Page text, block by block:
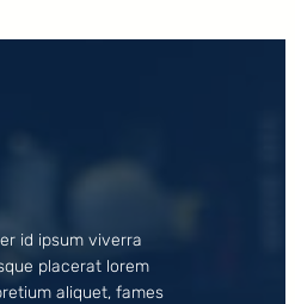
id ipsum viverra
placerat lorem
aliquet, fames